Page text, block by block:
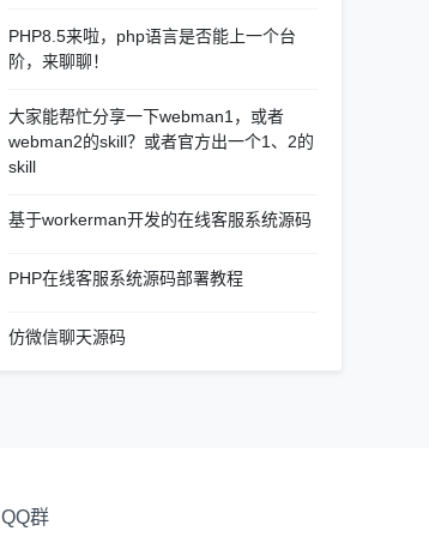
PHP8.5来啦，php语言是否能上一个台
阶，来聊聊！
大家能帮忙分享一下webman1，或者
webman2的skill？或者官方出一个1、2的
skill
基于workerman开发的在线客服系统源码
PHP在线客服系统源码部署教程
仿微信聊天源码
QQ群